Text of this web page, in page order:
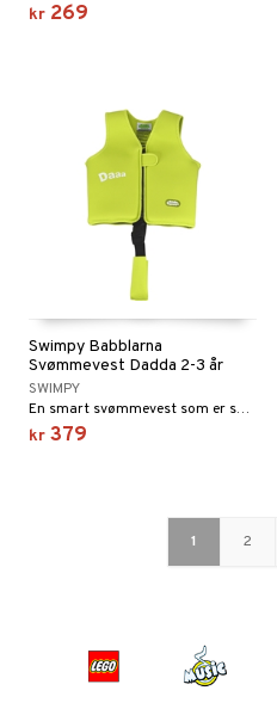
kr 269
Swimpy Babblarna
Svømmevest Dadda 2-3 år
SWIMPY
En smart svømmevest som er smidig å bruke under svømmetrening.
kr 379
1 2